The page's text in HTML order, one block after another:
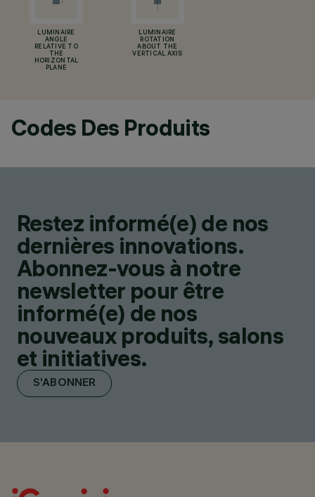
LUMINAIRE
ANGLE
RELATIVE TO
THE
HORIZONTAL
PLANE
LUMINAIRE
ROTATION
ABOUT THE
VERTICAL AXIS
Codes Des Produits
Restez informé(e) de nos
dernières innovations.
Abonnez-vous à notre
newsletter pour être
informé(e) de nos
nouveaux produits, salons
et initiatives.
S'ABONNER